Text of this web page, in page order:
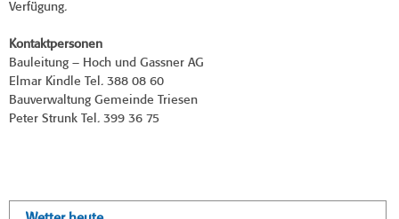
Verfügung.
Kontaktpersonen
Bauleitung – Hoch und Gassner AG
Elmar Kindle Tel. 388 08 60
Bauverwaltung Gemeinde Triesen
Peter Strunk Tel. 399 36 75